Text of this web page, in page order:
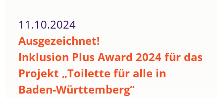
11.10.2024
Ausgezeichnet!
Inklusion Plus Award 2024 für das
Projekt „Toilette für alle in
Baden-Württemberg“